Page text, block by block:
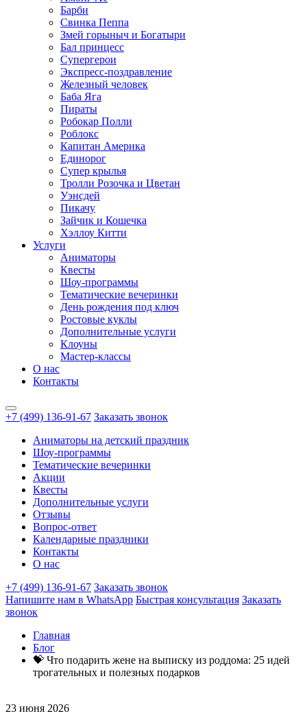
Барби
Свинка Пеппа
Змей горыныч и Богатыри
Бал принцесс
Супергерои
Экспресс-поздравление
Железный человек
Баба Яга
Пираты
Робокар Полли
Роблокс
Капитан Америка
Единорог
Супер крылья
Тролли Розочка и Цветан
Уэнсдей
Пикачу
Зайчик и Кошечка
Хэллоу Китти
Услуги
Аниматоры
Квесты
Шоу-программы
Тематические вечеринки
День рождения под ключ
Ростовые куклы
Дополнительные услуги
Клоуны
Мастер-классы
О нас
Контакты
+7 (499) 136-91-67 Заказать звонок
Аниматоры на детский праздник
Шоу-программы
Тематические вечеринки
Акции
Квесты
Дополнительные услуги
Отзывы
Вопрос-ответ
Календарные праздники
Контакты
О нас
+7 (499) 136-91-67 Заказать звонок
Напишите нам в WhatsApp Быстрая консультация Заказать
звонок
Главная
Блог
💝 Что подарить жене на выписку из роддома: 25 идей
трогательных и полезных подарков
23 июня 2026